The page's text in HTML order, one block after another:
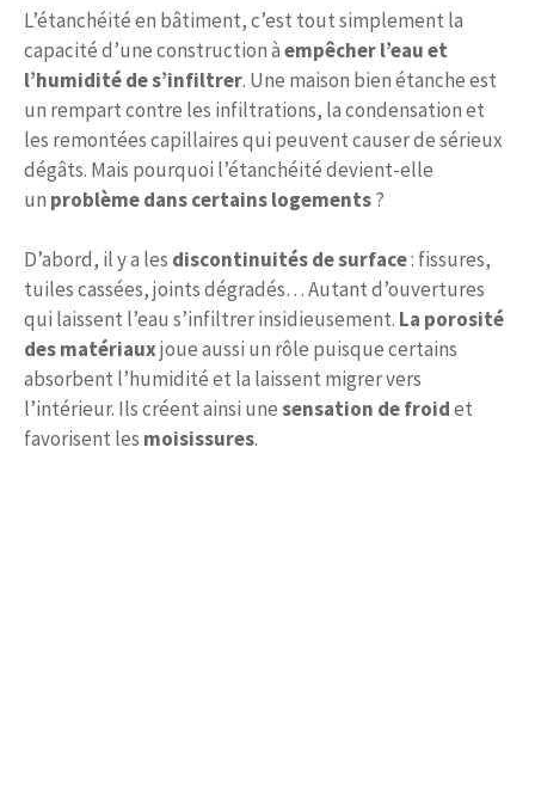
L’étanchéité en bâtiment, c’est tout simplement la
capacité d’une construction àempêcher l’eau et
l’humidité de s’infiltrer. Une maison bien étanche est
un rempart contre les infiltrations, la condensation et
les remontées capillaires qui peuvent causer de sérieux
dégâts. Mais pourquoi l’étanchéité devient-elle
un problème dans certains logements?
D’abord, il y a les discontinuités de surface: fissures,
tuiles cassées, joints dégradés… Autant d’ouvertures
qui laissent l’eau s’infiltrer insidieusement. La porosité
des matériauxjoue aussi un rôle puisque certains
absorbent l’humidité et la laissent migrer vers
l’intérieur. Ils créent ainsi unesensation de froidet
favorisent les moisissures.